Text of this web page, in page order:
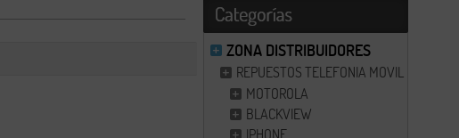
ZONA DISTRIBUIDORES
REPUESTOS TELEFONIA MOVIL
MOTOROLA
BLACKVIEW
IPHONE